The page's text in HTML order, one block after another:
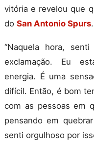
vitória e revelou que
do San Antonio Spurs.
“Naquela hora,
exclamação. Eu
energia. É uma
difícil. Então, é bom
com as pessoas em
pensando em
senti orgulhoso por